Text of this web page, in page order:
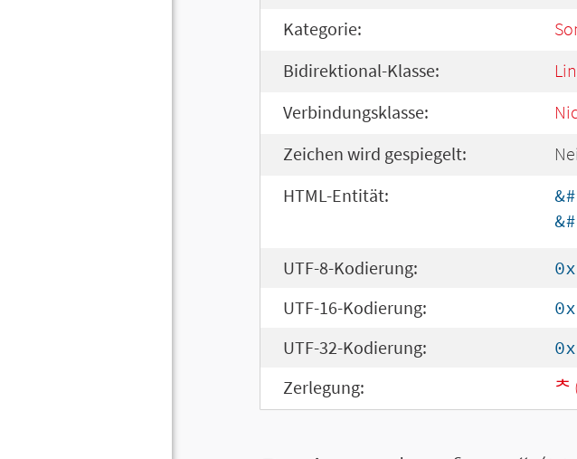
Kategorie:
Bidirektional-Klasse:
Verbindungsklasse:
Zeichen wird gespiegelt:
HTML-Entität:
UTF-8-Kodierung:
UTF-16-Kodierung:
UTF-32-Kodierung:
Zerlegung:
ᄎ